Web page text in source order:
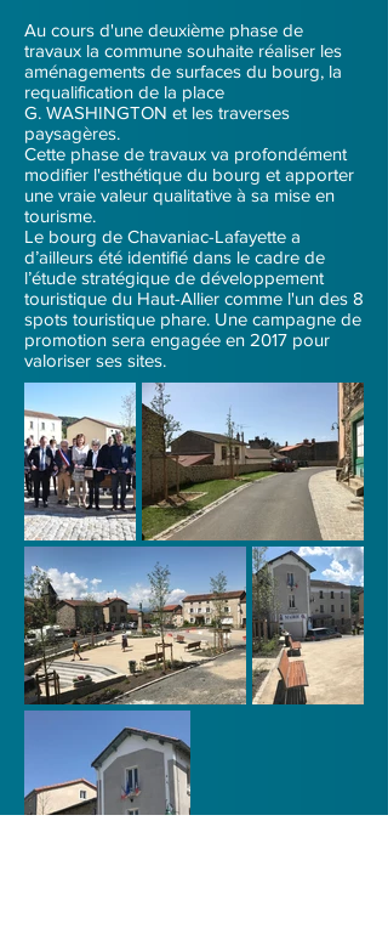
Au cours d'une deuxième phase de
travaux la commune souhaite réaliser les
aménagements de surfaces du bourg, la
requalification de la place
G. WASHINGTON et les traverses
paysagères.
Cette phase de travaux va profondément
modifier l'esthétique du bourg et apporter
une vraie valeur qualitative à sa mise en
tourisme.
Le bourg de Chavaniac-Lafayette a
d’ailleurs été identifié dans le cadre de
l’étude stratégique de développement
touristique du Haut-Allier comme l'un des 8
spots touristique phare. Une campagne de
promotion sera engagée en 2017 pour
valoriser ses sites.